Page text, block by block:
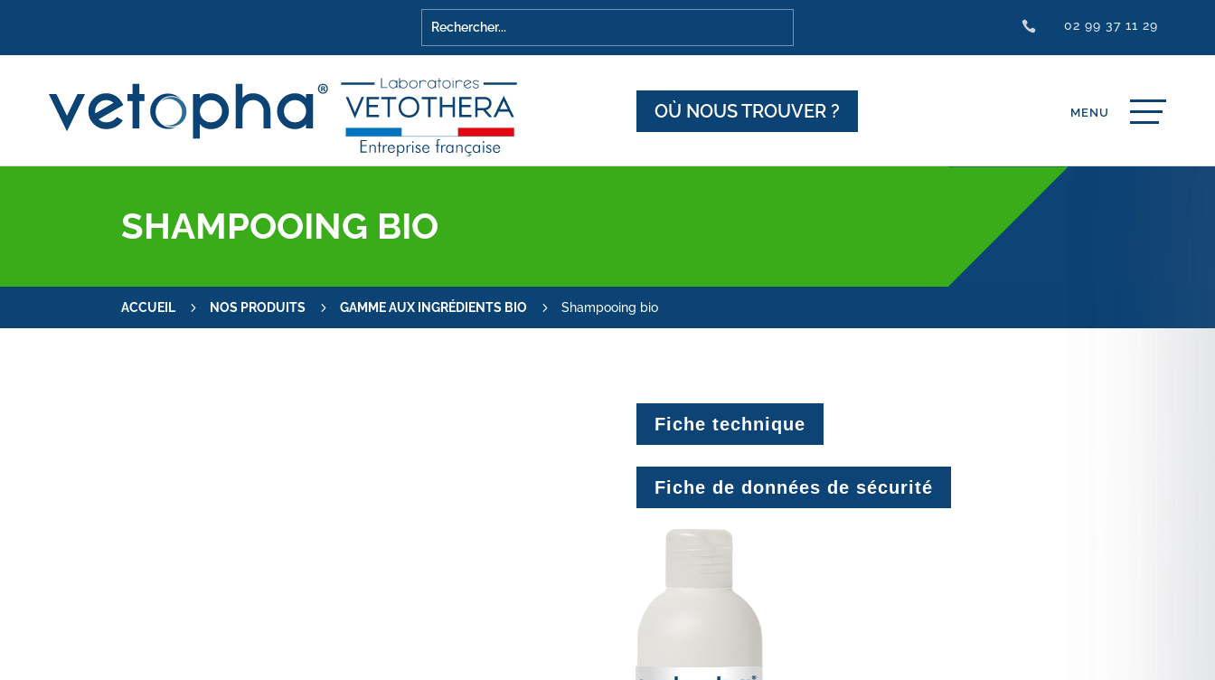
 02 99 37 11 29
OÙ NOUS TROUVER ?
SHAMPOOING BIO
ACCUEIL 5 NOS PRODUITS 5 GAMME AUX INGRÉDIENTS BIO 5 Shampooing bio
Fiche technique
Fiche de données de sécurité